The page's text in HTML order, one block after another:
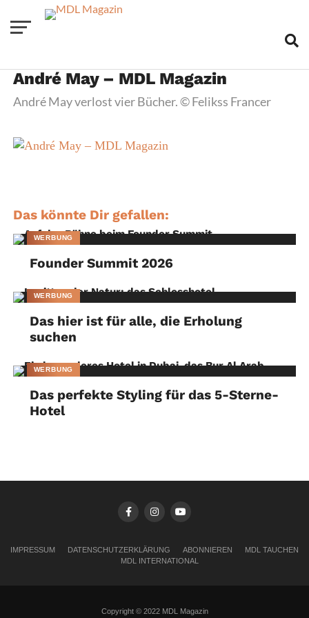
André May – MDL Magazin
André May verlost vier Bücher. © Felikss Francer
Das könnte Dir gefallen:
WERBUNG
Founder Summit 2026
WERBUNG
Das hier ist für alle, die Erholung
suchen
WERBUNG
Das perfekte Styling für das 5-Sterne-
Hotel
IMPRESSUM DATENSCHUTZERKLÄRUNG ABONNIEREN
MDL TAUCHEN
MDL INTERNATIONAL
Copyright © 2022 MDL Magazin